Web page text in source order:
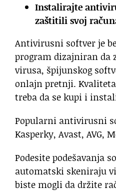
Instalirajte
zaštitili svoj
Antivirusni softver je
program dizajniran da
virusa, špijunskog
onlajn pretnji.
treba da se kupi i
Popularni antivirusni
Kasperky, Avast, AVG,
Podesite podešavanja
automatski skeniraju
biste mogli da držite